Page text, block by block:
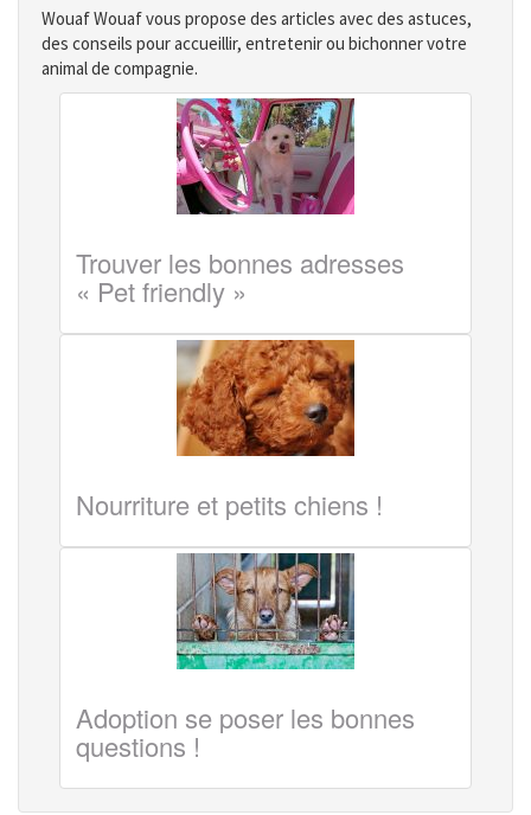
Wouaf Wouaf vous propose des articles avec des astuces,
des conseils pour accueillir, entretenir ou bichonner votre
animal de compagnie.
Trouver les bonnes adresses
« Pet friendly »
Nourriture et petits chiens !
Adoption se poser les bonnes
questions !